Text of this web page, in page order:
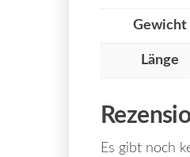
Gewicht
Länge
Es gibt noch